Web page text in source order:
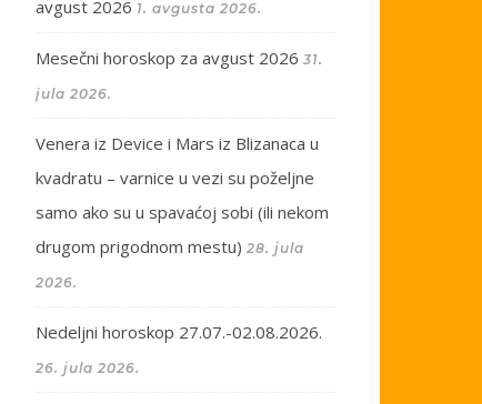
avgust 2026 1. avgusta 2026.
Mesečni horoskop za avgust 2026 31.
jula 2026.
Venera iz Device i Mars iz Blizanaca u
kvadratu – varnice u vezi su poželjne
samo ako su u spavaćoj sobi (ili nekom
drugom prigodnom mestu) 28. jula
2026.
Nedeljni horoskop 27.07.-02.08.2026.
26. jula 2026.